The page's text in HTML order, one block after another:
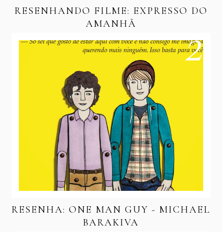
RESENHANDO FILME: EXPRESSO DO
AMANHÃ
RESENHA: ONE MAN GUY - MICHAEL
BARAKIVA